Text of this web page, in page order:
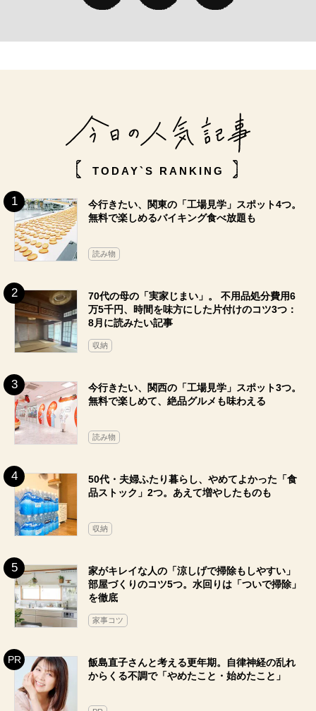
TODAY`S RANKING
今行きたい、関東の「工場見学」スポット4つ。
無料で楽しめるバイキング食べ放題も
読み物
70代の母の「実家じまい」。 不用品処分費用6
万5千円、時間を味方にした片付けのコツ3つ：
8月に読みたい記事
収納
今行きたい、関西の「工場見学」スポット3つ。
無料で楽しめて、絶品グルメも味わえる
読み物
50代・夫婦ふたり暮らし、やめてよかった「食
品ストック」2つ。あえて増やしたものも
収納
家がキレイな人の「涼しげで掃除もしやすい」
部屋づくりのコツ5つ。水回りは「ついで掃除」
を徹底
家事コツ
飯島直子さんと考える更年期。自律神経の乱れ
からくる不調で「やめたこと・始めたこと」